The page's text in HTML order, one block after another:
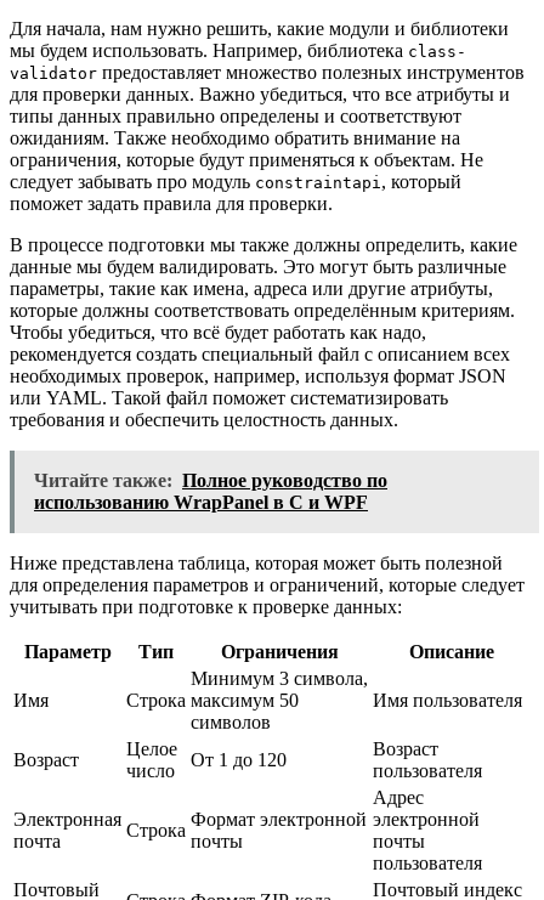
Для начала, нам нужно решить, какие модули и библиотеки
мы будем использовать. Например, библиотека class-
validator предоставляет множество полезных инструментов
для проверки данных. Важно убедиться, что все атрибуты и
типы данных правильно определены и соответствуют
ожиданиям. Также необходимо обратить внимание на
ограничения, которые будут применяться к объектам. Не
следует забывать про модуль constraintapi, который
поможет задать правила для проверки.
В процессе подготовки мы также должны определить, какие
данные мы будем валидировать. Это могут быть различные
параметры, такие как имена, адреса или другие атрибуты,
которые должны соответствовать определённым критериям.
Чтобы убедиться, что всё будет работать как надо,
рекомендуется создать специальный файл с описанием всех
необходимых проверок, например, используя формат JSON
или YAML. Такой файл поможет систематизировать
требования и обеспечить целостность данных.
Читайте также: Полное руководство по
использованию WrapPanel в C и WPF
Ниже представлена таблица, которая может быть полезной
для определения параметров и ограничений, которые следует
учитывать при подготовке к проверке данных:
Параметр Тип Ограничения Описание
Имя Строка
Минимум 3 символа,
максимум 50
символов
Имя пользователя
Возраст
Целое
число
От 1 до 120
Возраст
пользователя
Электронная
почта
Строка
Формат электронной
почты
Адрес
электронной
почты
пользователя
Почтовый
Почтовый индекс